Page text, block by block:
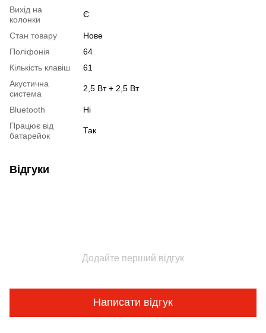
Вихід на
колонки
Є
Стан товару
Нове
Поліфонія
64
Кількість клавіш
61
Акустична
система
2,5 Вт + 2,5 Вт
Bluetooth
Ні
Працює від
батарейок
Так
Відгуки
Додайте перший відгук
Написати відгук